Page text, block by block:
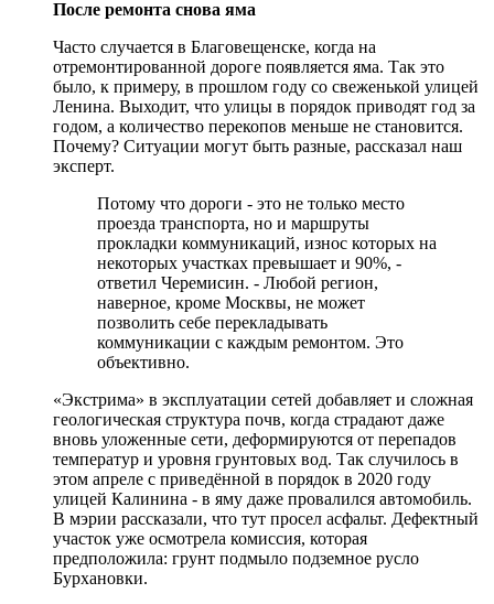
После ремонта снова яма
Часто случается в Благовещенске, когда на
отремонтированной дороге появляется яма. Так это
было, к примеру, в прошлом году со свеженькой улицей
Ленина. Выходит, что улицы в порядок приводят год за
годом, а количество перекопов меньше не становится.
Почему? Ситуации могут быть разные, рассказал наш
эксперт.
Потому что дороги - это не только место
проезда транспорта, но и маршруты
прокладки коммуникаций, износ которых на
некоторых участках превышает и 90%, -
ответил Черемисин. - Любой регион,
наверное, кроме Москвы, не может
позволить себе перекладывать
коммуникации с каждым ремонтом. Это
объективно.
«Экстрима» в эксплуатации сетей добавляет и сложная
геологическая структура почв, когда страдают даже
вновь уложенные сети, деформируются от перепадов
температур и уровня грунтовых вод. Так случилось в
этом апреле с приведённой в порядок в 2020 году
улицей Калинина - в яму даже провалился автомобиль.
В мэрии рассказали, что тут просел асфальт. Дефектный
участок уже осмотрела комиссия, которая
предположила: грунт подмыло подземное русло
Бурхановки.